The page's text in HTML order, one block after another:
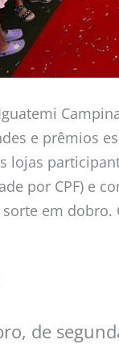
e prêmios
lojas
por CPF) e
em dobro.
de